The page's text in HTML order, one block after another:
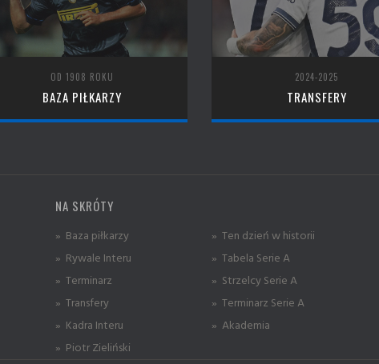
OD 1908 ROKU
BAZA PIŁKARZY
2024-2025
TRANSFERY
NA SKRÓTY
» Baza piłkarzy
» Rywale Interu
» Terminarz
» Transfery
» Kadra Interu
» Piotr Zieliński
» Ten dzień w historii
» Tabela Serie A
» Strzelcy Serie A
» Terminarz Serie A
» Akademia